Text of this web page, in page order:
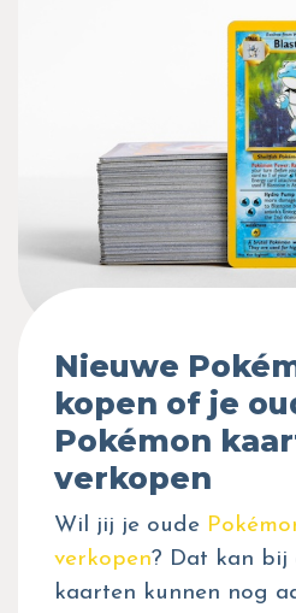
Nieuwe
kopen of je
Pokémon
verkopen
Wil jij je oude
verkopen? Dat kan bij
kaarten kunnen nog